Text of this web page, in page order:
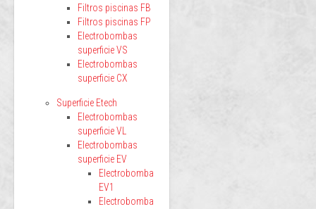
Filtros piscinas FB
Filtros piscinas FP
Electrobombas
superficie VS
Electrobombas
superficie CX
Superficie Etech
Electrobombas
superficie VL
Electrobombas
superficie EV
Electrobomba
EV1
Electrobomba